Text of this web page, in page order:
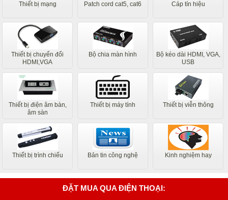
Thiết bị mạng Patch cord cat5, cat6 Cáp tín hiệu
Thiết bị chuyển đổi
HDMI,VGA
Bộ chia màn hình
Bộ kéo dài HDMI, VGA,
USB
Thiết bị điện âm bàn,
âm sàn
Thiết bị máy tính Thiết bị viễn thông
Thiết bị trình chiếu Bản tin công nghệ Kinh nghiệm hay
ĐẶT MUA QUA ĐIỆN THOẠI: